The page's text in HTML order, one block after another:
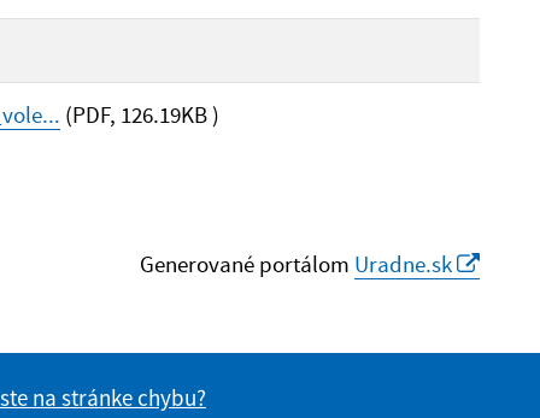
(PDF, 126.19KB )
Generované portálom Uradne.sk
na stránke chybu?